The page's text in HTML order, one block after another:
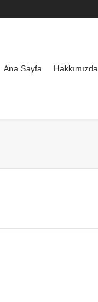
Ana Sayfa Hakkımızda